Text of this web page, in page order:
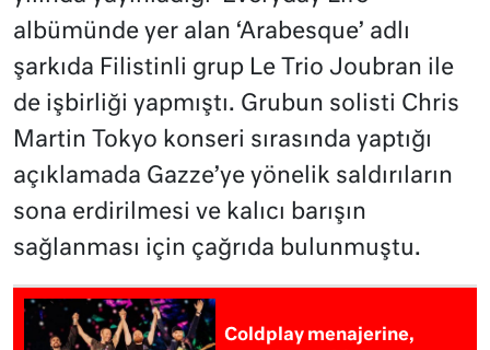
albümünde yer alan ‘Arabesque’ adlı
şarkıda Filistinli grup Le Trio Joubran ile
de işbirliği yapmıştı. Grubun solisti Chris
Martin Tokyo konseri sırasında yaptığı
açıklamada Gazze’ye yönelik saldırıların
sona erdirilmesi ve kalıcı barışın
sağlanması için çağrıda bulunmuştu.
Coldplay menajerine,